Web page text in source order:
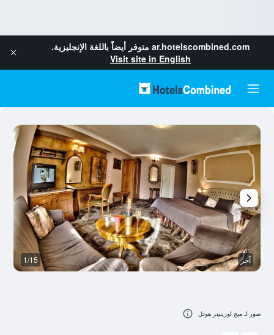
ar.hotelscombined.com متوفر أيضاً باللغة الإنجليزية.
Visit site in English
آخر 1/15
صور لـ ميج لوزينيتز هوتل